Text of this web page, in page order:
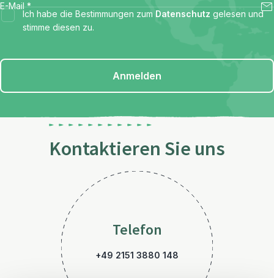
E-Mail *
Ich habe die Bestimmungen zum Datenschutz gelesen und
stimme diesen zu.
Anmelden
Kontaktieren Sie uns
Telefon
+49 2151 3880 148